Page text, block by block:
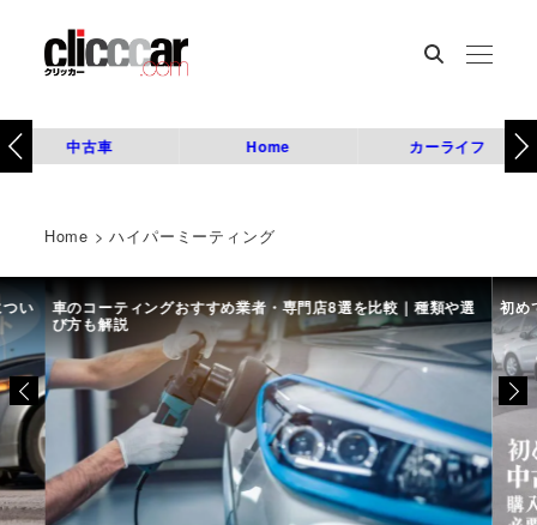
中古車 Home カーライフ
Home >ハイパーミーティング
い 車のコーティングおすすめ業者・専門店8選を比較｜種類や選
び方も解説
初め